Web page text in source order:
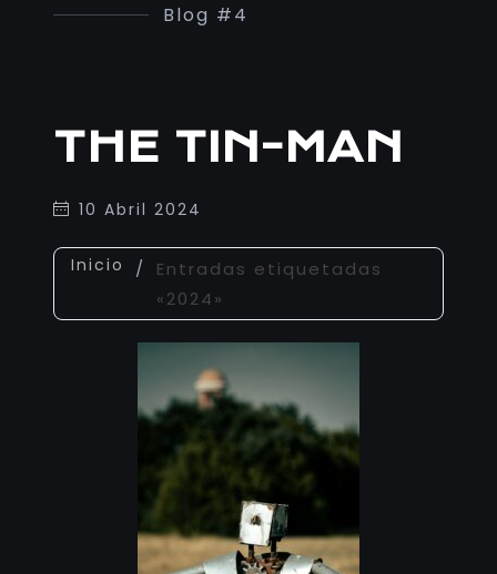
Blog #4
THE TIN-MAN
10 Abril 2024
Inicio /
Entradas etiquetadas
«2024»